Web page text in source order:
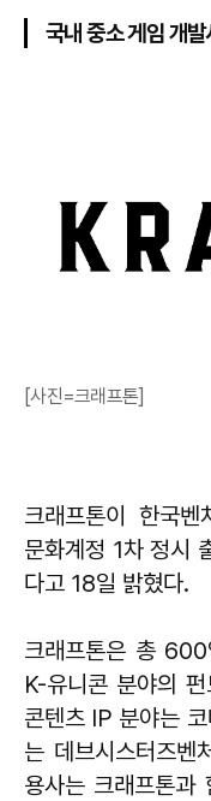
국내 중소 게임 개발
[사진=크래프톤]
크래프톤이 한국
문화계정 1차 정시
다고 18일 밝혔다.
크래프톤은 총
K-유니콘 분야의
콘텐츠 IP 분야는
는 데브시스터즈벤
용사는 크래프톤과